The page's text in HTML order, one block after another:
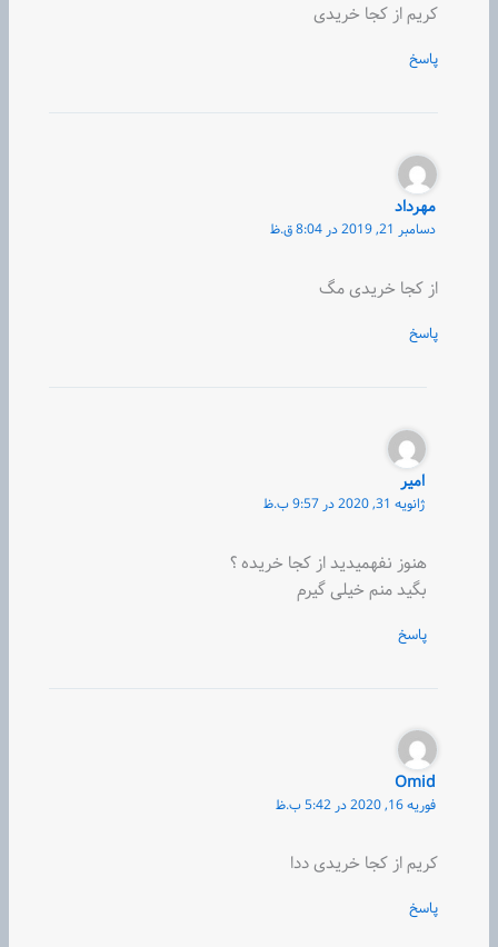
کریم از کجا خریدی
پاسخ
مهرداد
دسامبر 21, 2019 در 8:04 ق.ظ
از کجا خریدی مگ
پاسخ
امیر
ژانویه 31, 2020 در 9:57 ب.ظ
هنوز نفهمیدید از کجا خریده ؟
بگید منم خیلی گیرم
پاسخ
Omid
فوریه 16, 2020 در 5:42 ب.ظ
کریم از کجا خریدی ددا
پاسخ